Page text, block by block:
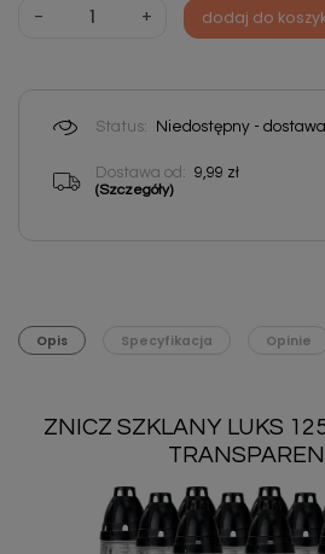
- + dodaj do
Status: Niedostępny -
Dostawa od: 9,99 zł
(Szczegóły)
Opis Specyfikacja Opinie
ZNICZ SZKLANY LUKS